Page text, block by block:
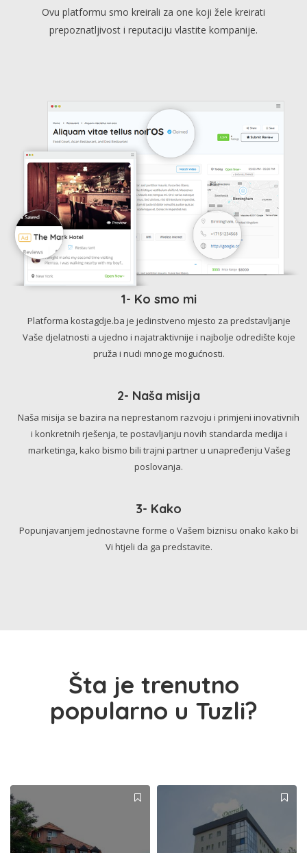
Ovu platformu smo kreirali za one koji žele kreirati
prepoznatljivost i reputaciju vlastite kompanije.
1- Ko smo mi
Platforma kostagdje.ba je jedinstveno mjesto za predstavljanje
Vaše djelatnosti a ujedno i najatraktivnije i najbolje odredište koje
pruža i nudi mnoge mogućnosti.
2- Naša misija
Naša misija se bazira na neprestanom razvoju i primjeni inovativnih
i konkretnih rješenja, te postavljanju novih standarda medija i
marketinga, kako bismo bili trajni partner u unapređenju Vašeg
poslovanja.
3- Kako
Popunjavanjem jednostavne forme o Vašem biznisu onako kako bi
Vi htjeli da ga predstavite.
Šta je trenutno
popularno u Tuzli?